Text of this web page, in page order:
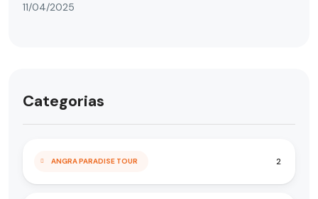
11/04/2025
Categorias
ANGRA PARADISE TOUR 2